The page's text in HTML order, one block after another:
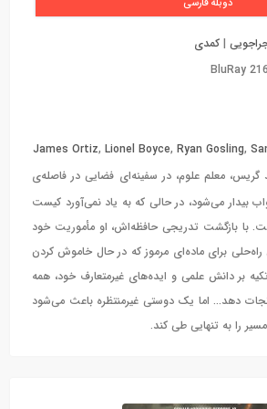
دوبله فارسی
| کمدی
BluRay
James Ortiz, Lionel Boyce, Ryan Gosling,
گریس، معلم علوم، در سفینه‌ای فضایی در فاصله‌ی
بیدار می‌شود، در حالی که به یاد نمی‌آورد کیست
با بازگشت تدریجی حافظه‌اش، او مأموریت خود
برای ماده‌ای مرموز که در حال خاموش کردن
بر دانش علمی و ایده‌های غیرمتعارف خود، همه
نجات دهد... اما یک دوستی غیرمنتظره باعث می‌شود
را به تنهایی طی کند.